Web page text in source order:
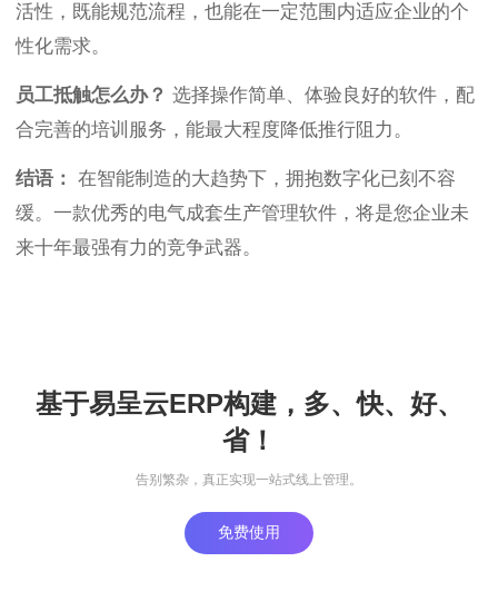
活性，既能规范流程，也能在一定范围内适应企业的个
性化需求。
员工抵触怎么办？ 选择操作简单、体验良好的软件，配
合完善的培训服务，能最大程度降低推行阻力。
结语：
在智能制造的大趋势下，拥抱数字化已刻不容
缓。一款优秀的电气成套生产管理软件，将是您企业未
来十年最强有力的竞争武器。
基于易呈云ERP构建，多、快、好、
省！
告别繁杂，真正实现一站式线上管理。
免费使用